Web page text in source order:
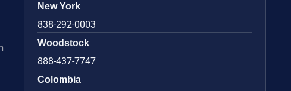
New York
838-292-0003
Woodstock
888-437-7747
Colombia